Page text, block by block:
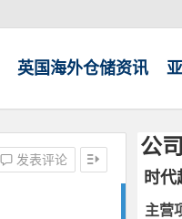
英国海外仓储资讯
发表评论
公
时代
主营